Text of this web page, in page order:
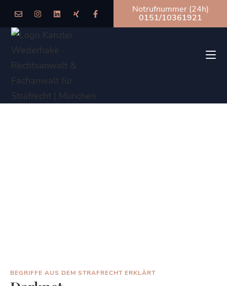
Notrufnummer (24h)
0151/10361921
BEGRIFFE AUS DEM STRAFRECHT ERKLÄRT